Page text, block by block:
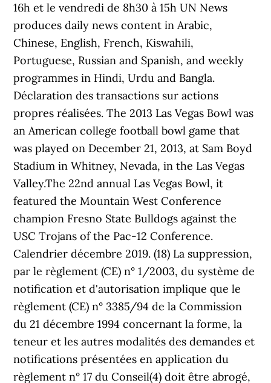
16h et le vendredi de 8h30 à 15h UN News
produces daily news content in Arabic,
Chinese, English, French, Kiswahili,
Portuguese, Russian and Spanish, and weekly
programmes in Hindi, Urdu and Bangla.
Déclaration des transactions sur actions
propres réalisées. The 2013 Las Vegas Bowl was
an American college football bowl game that
was played on December 21, 2013, at Sam Boyd
Stadium in Whitney, Nevada, in the Las Vegas
Valley.The 22nd annual Las Vegas Bowl, it
featured the Mountain West Conference
champion Fresno State Bulldogs against the
USC Trojans of the Pac-12 Conference.
Calendrier décembre 2019. (18) La suppression,
par le règlement (CE) n° 1/2003, du système de
notification et d'autorisation implique que le
règlement (CE) n° 3385/94 de la Commission
du 21 décembre 1994 concernant la forme, la
teneur et les autres modalités des demandes et
notifications présentées en application du
règlement n° 17 du Conseil(4) doit être abrogé,